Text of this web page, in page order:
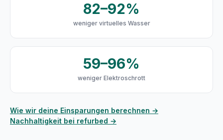
82–92%
weniger virtuelles Wasser
59–96%
weniger Elektroschrott
Wie wir deine Einsparungen berechnen →
Nachhaltigkeit bei refurbed →